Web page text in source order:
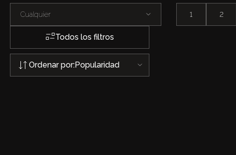
Cualquier 1 2
Todos los filtros
Ordenar por:Popularidad